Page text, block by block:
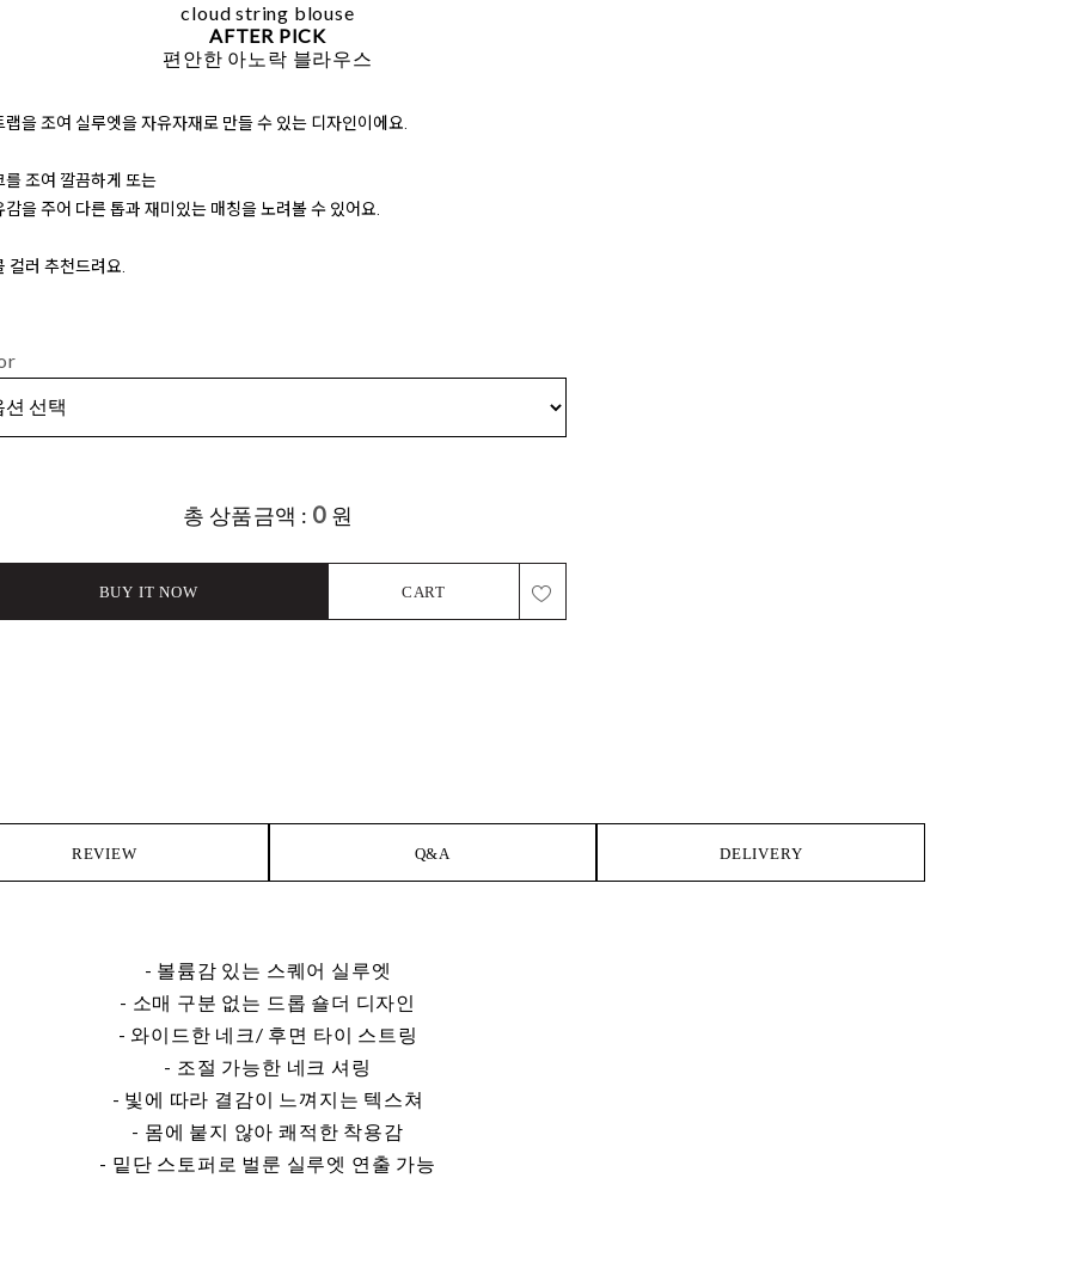
cloud string blouse
AFTER PICK
편안한 아노락 블라우스
랩을 조여 실루엣을 자유자재로 만들 수 있는 디자인이에요.
를 조여 깔끔하게 또는
감을 주어 다른 톱과 재미있는 매칭을 노려볼 수 있어요.
컬러 추천드려요.
총 상품금액 : 0 원
BUY IT NOW CART
REVIEW Q&A DELIVERY
- 볼륨감 있는 스퀘어 실루엣
- 소매 구분 없는 드롭 숄더 디자인
- 와이드한 네크/ 후면 타이 스트링
- 조절 가능한 네크 셔링
- 빛에 따라 결감이 느껴지는 텍스쳐
- 몸에 붙지 않아 쾌적한 착용감
- 밑단 스토퍼로 벌룬 실루엣 연출 가능